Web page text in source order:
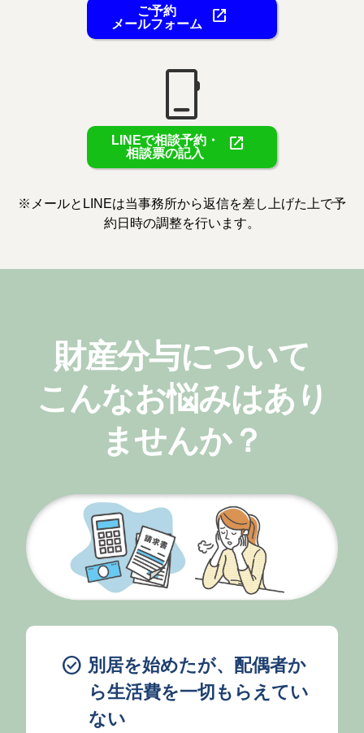
ご予約
メールフォーム
open_in_new
phone_iphone
LINEで相談予約・
相談票の記入
open_in_new
※メールとLINEは当事務所から返信を差し上げた上で予
約日時の調整を行います。
財産分与について
こんなお悩みはあり
ませんか？
check_circle 別居を始めたが、配偶者か
ら生活費を一切もらえてい
ない